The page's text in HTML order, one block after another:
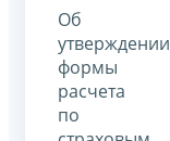
Об
утверждении
формы
расчета
по